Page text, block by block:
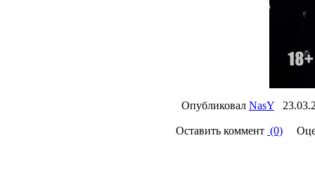
Опубликовал NasY
Оставить коммент (0)